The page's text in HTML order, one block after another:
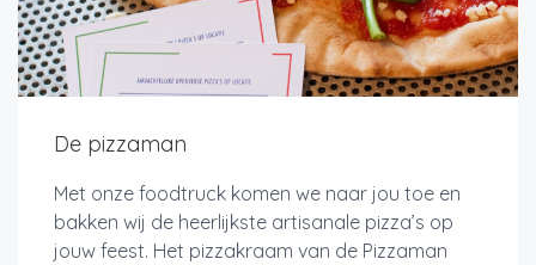
De pizzaman
Met onze foodtruck komen we naar jou toe en
bakken wij de heerlijkste artisanale pizza’s op
jouw feest. Het pizzakraam van de Pizzaman